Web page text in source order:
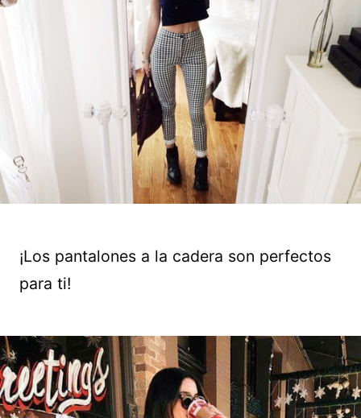
¡Los pantalones a la cadera son perfectos
para ti!